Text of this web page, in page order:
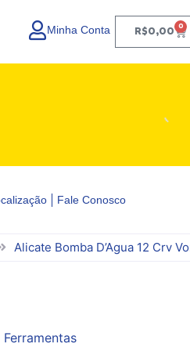
Minha Conta R$0,00 0
Fale Conosco
Alicate Bomba D’Agua 12 Crv
Ferramentas